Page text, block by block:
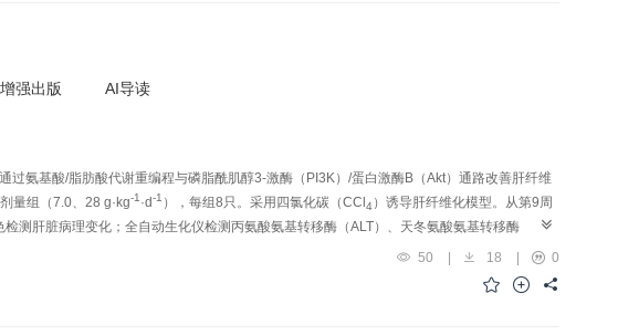
增强出版 AI导读
氨基酸/脂肪酸代谢重编程与磷脂酰肌醇3-激酶（PI3K）/蛋白激酶B（Akt）通路改善肝纤维
量组（7.0、28 g·kg-1 ·d-1 ），每组8只。采用四氯化碳（CCl4）诱导肝纤维化模型。从第9周
测肝脏病理变化；全自动生化仪检测丙氨酸氨基转移酶（ALT）、天冬氨酸氨基转移酶
等血清生化指标；高通量miRNA测序技术检测肝纤维化过程中差异表达的
本体（GO）和京都基因与基因组百科全书（KEGG）富集分析；实时荧光定量聚合酶链式
织肝小叶坏死，胶原沉积，纤维化显著增加；血清中ALT、AST、ALP、TBA的含量显著升
50 18
0